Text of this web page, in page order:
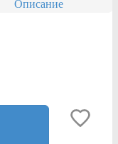
Описание